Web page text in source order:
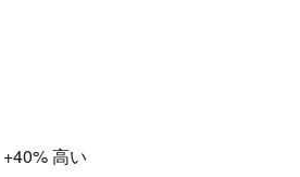
+40%高い